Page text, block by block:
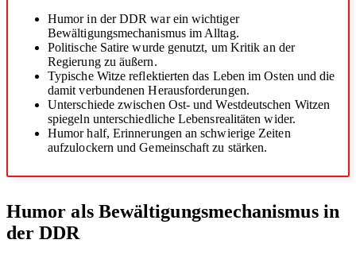
Humor in der DDR war ein wichtiger
Bewältigungsmechanismus im Alltag.
Politische Satire wurde genutzt, um Kritik an der
Regierung zu äußern.
Typische Witze reflektierten das Leben im Osten und die
damit verbundenen Herausforderungen.
Unterschiede zwischen Ost- und Westdeutschen Witzen
spiegeln unterschiedliche Lebensrealitäten wider.
Humor half, Erinnerungen an schwierige Zeiten
aufzulockern und Gemeinschaft zu stärken.
Humor als Bewältigungsmechanismus in
der DDR